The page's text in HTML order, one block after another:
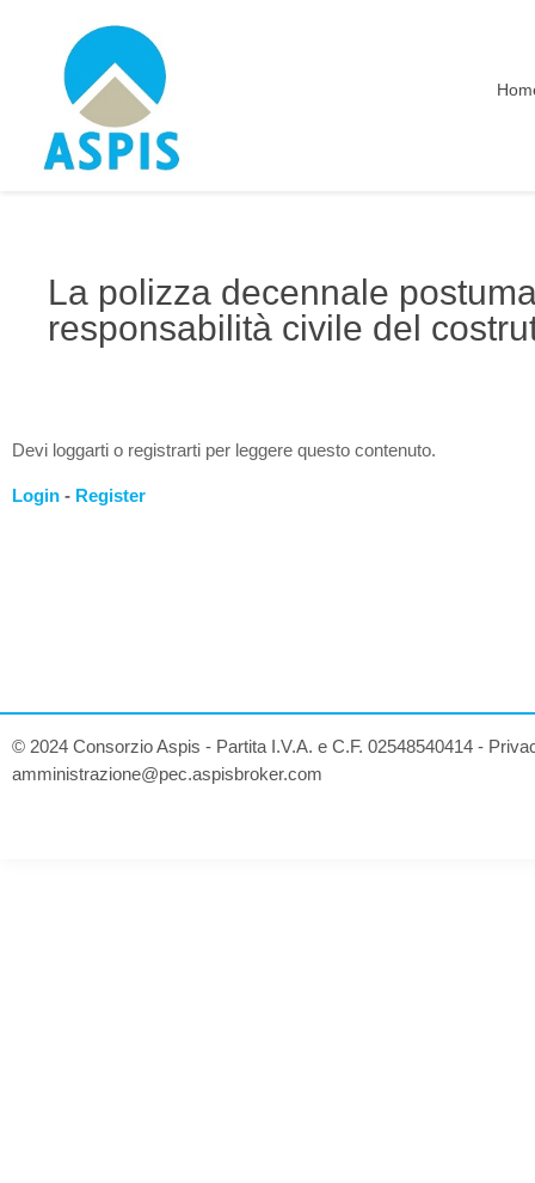
La polizza decennale
responsabilità civile del
Devi loggarti o registrarti per leggere questo contenuto.
Login - Register
© 2024 Consorzio Aspis - Partita I.V.A. e C.F. 02548540414 -
amministrazione@pec.aspisbroker.com